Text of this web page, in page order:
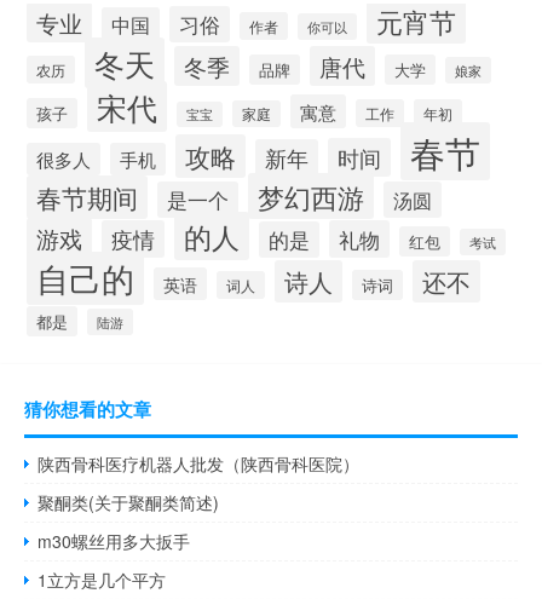
专业 中国 习俗 作者 你可以 元宵节
农历 冬天 冬季 品牌 唐代 大学 娘家
孩子 宋代 宝宝 家庭 寓意 工作 年初
很多人 手机 攻略 新年 时间 春节
春节期间 是一个 梦幻西游 汤圆
游戏 疫情 的人 的是 礼物 红包 考试
自己的 英语 词人 诗人 诗词 还不
都是 陆游
猜你想看的文章
陕西骨科医疗机器人批发（陕西骨科医院）
聚酮类(关于聚酮类简述)
m30螺丝用多大扳手
1立方是几个平方